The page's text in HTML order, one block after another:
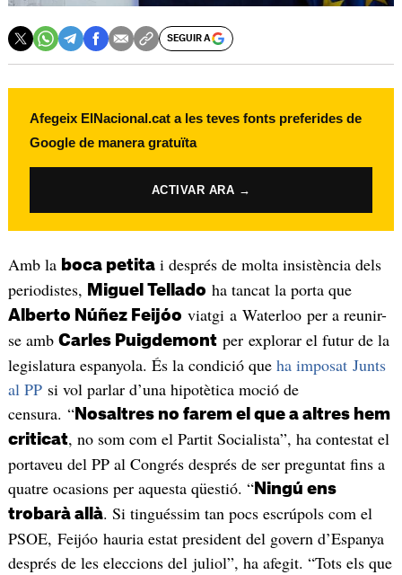
SEGUIR A
Afegeix ElNacional.cat a les teves fonts preferides de
Google de manera gratuïta
ACTIVAR ARA →
Amb la boca petitai després de molta insistència dels
periodistes, Miguel Tellado ha tancat la porta que
Alberto Núñez Feijóo viatgi a Waterloo per a reunir-
se amb Carles Puigdemontper explorar el futur de la
legislatura espanyola. És la condició que ha imposat Junts
al PPsi vol parlar d’una hipotètica moció de
censura. “Nosaltres no farem el que a altres hem
criticat, no som com el Partit Socialista”, ha contestat el
portaveu del PP al Congrés després de ser preguntat fins a
quatre ocasions per aquesta qüestió. “Ningú ens
trobarà allà. Si tinguéssim tan pocs escrúpols com el
PSOE, Feijóo hauria estat president del govern d’Espanya
després de les eleccions del juliol”, ha afegit. “Tots els que